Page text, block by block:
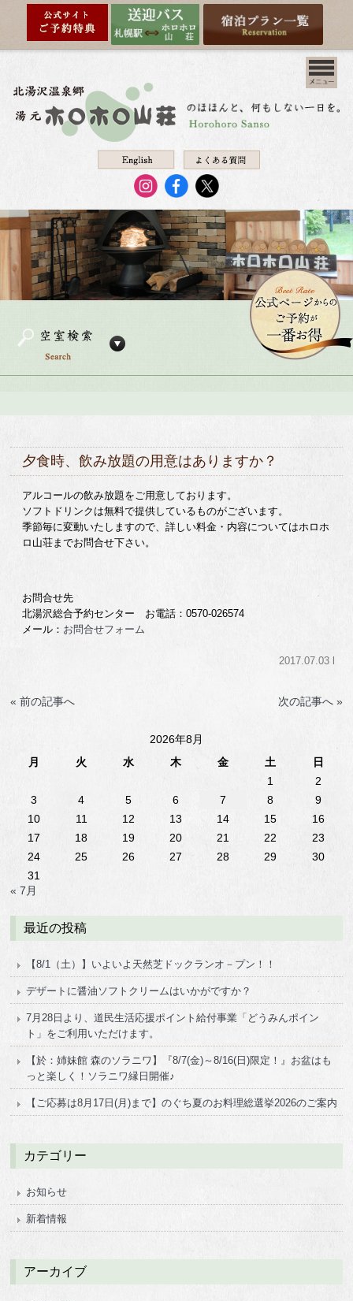
夕食時、飲み放題の用意はありますか？
アルコールの飲み放題をご用意しております。
ソフトドリンクは無料で提供しているものがございます。
季節毎に変動いたしますので、詳しい料金・内容についてはホロホ
ロ山荘までお問合せ下さい。
お問合せ先
北湯沢総合予約センター お電話：0570-026574
メール： お問合せフォーム
2017.07.03 l
« 前の記事へ 次の記事へ »
2026年8月
月
火 水 木 金 土
日
1
2
3
4 5 6 7 8
9
10
11 12 13 14 15
16
17
18 19 20 21 22
23
24
25 26 27 28 29
30
31
« 7月
最近の投稿
【8/1（土）】いよいよ天然芝ドックランオ－プン！！
デザートに醤油ソフトクリームはいかがですか？
7月28日より、道民生活応援ポイント給付事業「どうみんポイン
ト」をご利用いただけます。
【於：姉妹館 森のソラニワ】『8/7(金)～8/16(日)限定！』お盆はも
っと楽しく！ソラニワ縁日開催♪
【ご応募は8月17日(月)まで】のぐち夏のお料理総選挙2026のご案内
カテゴリー
お知らせ
新着情報
アーカイブ